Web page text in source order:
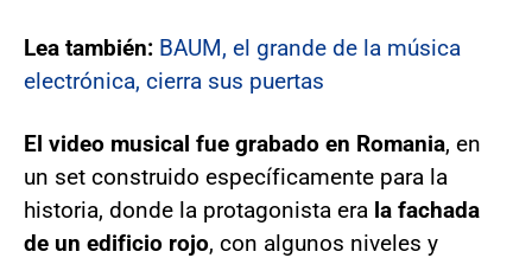
Lea también: BAUM, el grande de la música
electrónica, cierra sus puertas
El video musical fue grabado en Romania, en
un set construido específicamente para la
historia, donde la protagonista era la fachada
de un edificio rojo, con algunos niveles y